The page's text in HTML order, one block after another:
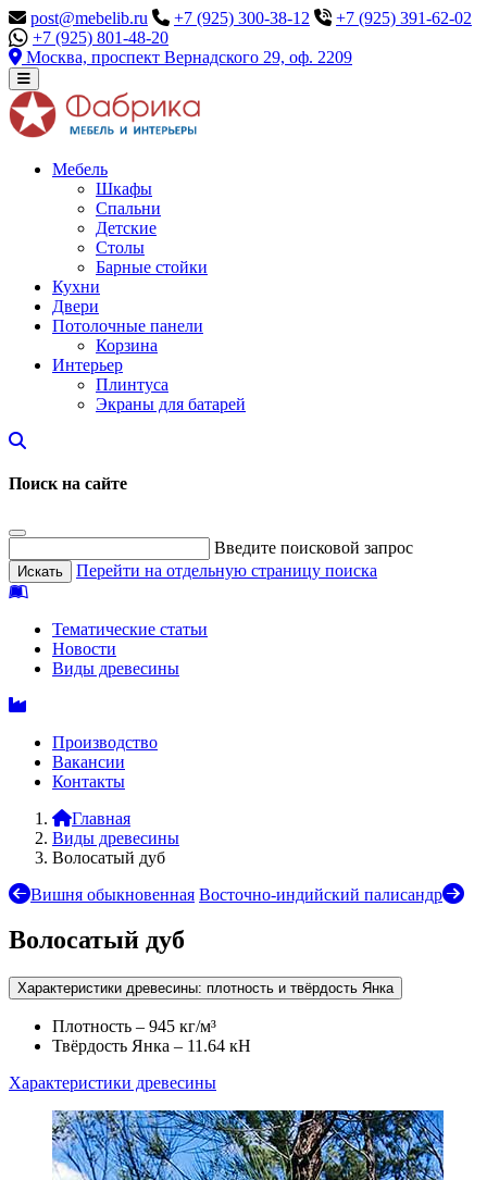
post@mebelib.ru +7 (925) 300-38-12
+7 (925) 391-62-02
+7 (925) 801-48-20
Москва, проспект Вернадского 29, оф. 2209
Мебель
Шкафы
Спальни
Детские
Столы
Барные стойки
Кухни
Двери
Потолочные панели
Корзина
Интерьер
Плинтуса
Экраны для батарей
Поиск на сайте
Введите поисковой запрос
Перейти на отдельную страницу поиска
Тематические статьи
Новости
Виды древесины
Производство
Вакансии
Контакты
Главная
Виды древесины
Волосатый дуб
Вишня обыкновенная Восточно-индийский палисандр
Волосатый дуб
Характеристики древесины: плотность и твёрдость Янка
Плотность – 945 кг/м³
Твёрдость Янка – 11.64 кН
Характеристики древесины